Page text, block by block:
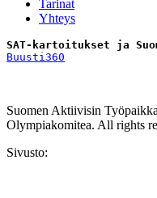
Tarinat
Yhteys
SAT-kartoitukset ja
Buusti360
Suomen Aktiivisin
Olympiakomitea. All rights
Sivusto: